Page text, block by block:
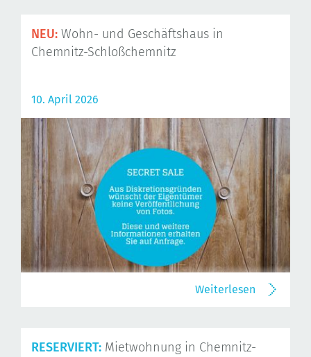
NEU: Wohn- und Geschäftshaus in
Chemnitz-Schloßchemnitz
10. April 2026
Weiterlesen
RESERVIERT: Mietwohnung in Chemnitz-